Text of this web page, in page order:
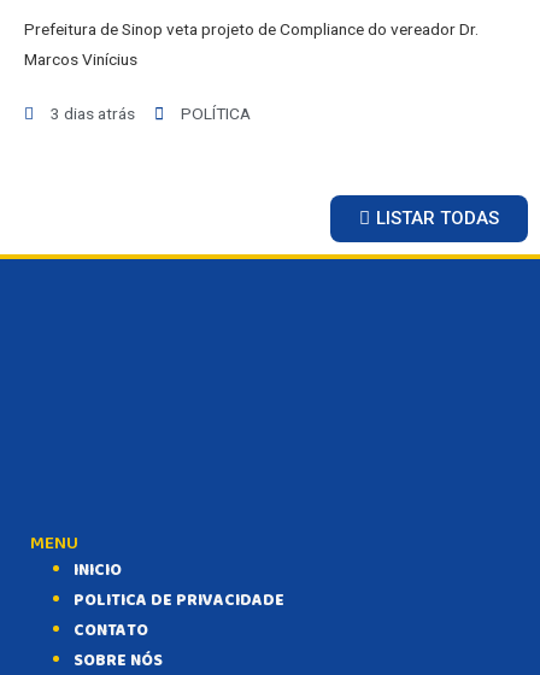
Prefeitura de Sinop veta projeto de Compliance do vereador Dr.
Marcos Vinícius
3 dias atrás POLÍTICA
LISTAR TODAS
MENU
INICIO
POLITICA DE PRIVACIDADE
CONTATO
SOBRE NÓS
VARIEDADES